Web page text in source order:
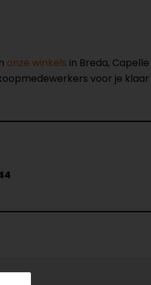
onze winkels in Breda,
voor je klaar